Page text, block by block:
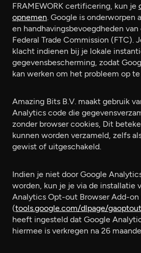
FRAMEWORK certificering, kun je
opnemen. Google is onderworpen
en handhavingsbevoegdheden
Federal Trade Commission (FTC).
klacht indienen bij je lokale
gegevensbescherming, zodat
kan werken om het probleem op te
Amazing Bits B.V. maakt gebruik
Analytics code die
zonder browser cookies, Dit
kunnen worden verzameld, zelfs
gewist of uitgeschakeld.
Indien je niet door Google
worden, kun je je via de installatie
Analytics Opt-out Browser Add-on
(tools.google.com/dlpage/gaoptout
heeft ingesteld dat Google
hiermee is verkregen na 26